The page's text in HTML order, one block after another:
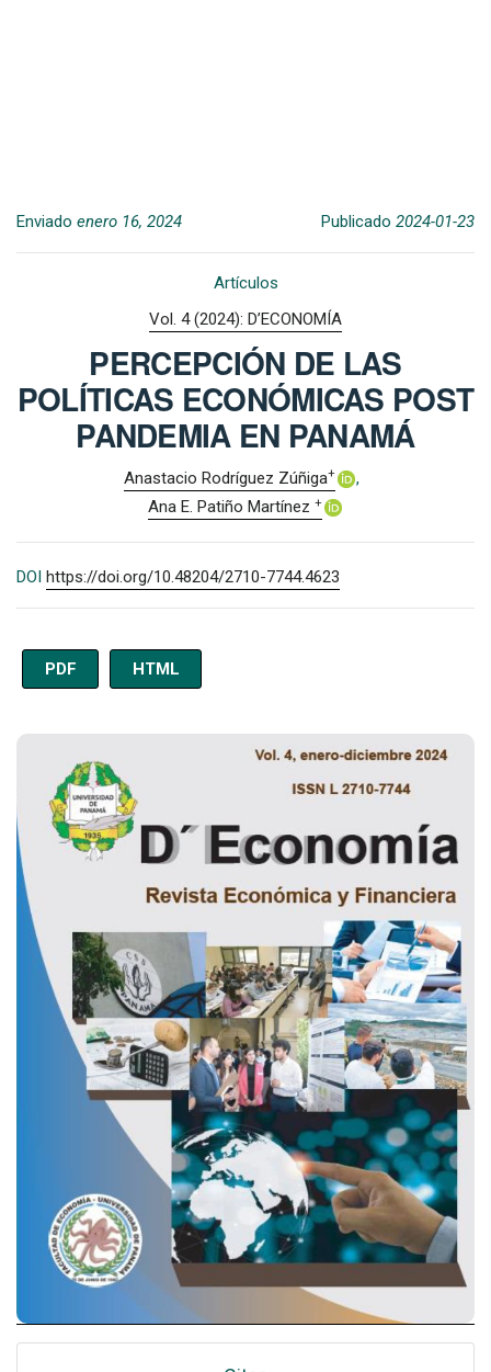
Enviado enero 16, 2024 Publicado 2024-01-23
Artículos
Vol. 4 (2024): D’ECONOMÍA
PERCEPCIÓN DE LAS
POLÍTICAS ECONÓMICAS POST
PANDEMIA EN PANAMÁ
Anastacio Rodríguez Zúñiga+
Ana E. Patiño Martínez +
DOI https://doi.org/10.48204/2710-7744.4623
PDF HTML
Imagen de portada